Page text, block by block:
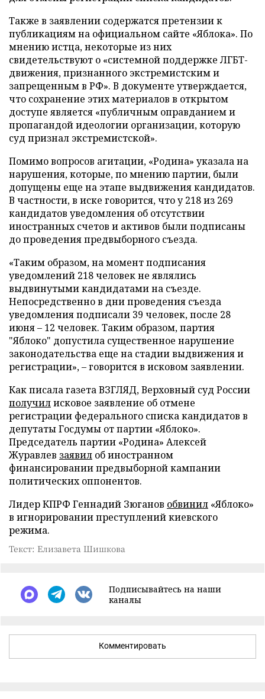
Также в заявлении содержатся претензии к
публикациям на официальном сайте «Яблока». По
мнению истца, некоторые из них
свидетельствуют о «системной поддержке ЛГБТ-
движения, признанного экстремистским и
запрещенным в РФ». В документе утверждается,
что сохранение этих материалов в открытом
доступе является «публичным оправданием и
пропагандой идеологии организации, которую
суд признал экстремистской».
Помимо вопросов агитации, «Родина» указала на
нарушения, которые, по мнению партии, были
допущены еще на этапе выдвижения кандидатов.
В частности, в иске говорится, что у 218 из 269
кандидатов уведомления об отсутствии
иностранных счетов и активов были подписаны
до проведения предвыборного съезда.
«Таким образом, на момент подписания
уведомлений 218 человек не являлись
выдвинутыми кандидатами на съезде.
Непосредственно в дни проведения съезда
уведомления подписали 39 человек, после 28
июня – 12 человек. Таким образом, партия
"Яблоко" допустила существенное нарушение
законодательства еще на стадии выдвижения и
регистрации», – говорится в исковом заявлении.
Как писала газета ВЗГЛЯД, Верховный суд России
получилисковое заявление об отмене
регистрации федерального списка кандидатов в
депутаты Госдумы от партии «Яблоко».
Председатель партии «Родина» Алексей
Журавлев заявил об иностранном
финансировании предвыборной кампании
политических оппонентов.
Лидер КПРФ Геннадий Зюганов обвинил «Яблоко»
в игнорировании преступлений киевского
режима.
Текст: Елизавета Шишкова
Подписывайтесь на наши
каналы
Комментировать